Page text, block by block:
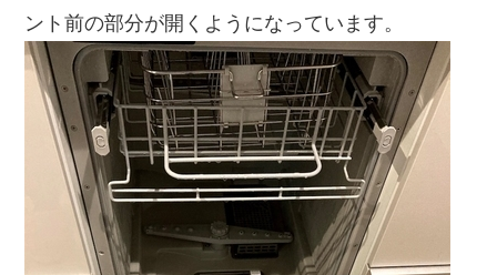
ント前の部分が開くようになっています。